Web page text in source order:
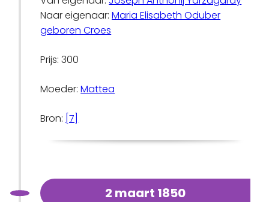
Naar eigenaar:Maria Elisabeth Oduber
geboren Croes
Prijs: 300
Moeder:Mattea
Bron: [7]
2 maart 1850